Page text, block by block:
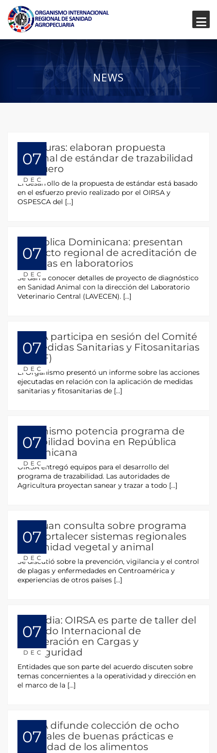
NEWS
07
DEC
Honduras: elaboran propuesta
regional de estándar de trazabilidad
pesquero
El desarrollo de la propuesta de estándar está basado
en el esfuerzo previo realizado por el OIRSA y
OSPESCA del […]
07
DEC
República Dominicana: presentan
proyecto regional de acreditación de
pruebas en laboratorios
Se dan a conocer detalles de proyecto de diagnóstico
en Sanidad Animal con la dirección del Laboratorio
Veterinario Central (LAVECEN). […]
07
DEC
OIRSA participa en sesión del Comité
de Medidas Sanitarias y Fitosanitarias
(CMSF)
El Organismo presentó un informe sobre las acciones
ejecutadas en relación con la aplicación de medidas
sanitarias y fitosanitarias de […]
07
DEC
Organismo potencia programa de
trazabilidad bovina en República
Dominicana
OIRSA entregó equipos para el desarrollo del
programa de trazabilidad. Las autoridades de
Agricultura proyectan sanear y trazar a todo […]
07
DEC
Efectúan consulta sobre programa
para fortalecer sistemas regionales
de sanidad vegetal y animal
Se discutió sobre la prevención, vigilancia y el control
de plagas y enfermedades en Centroamérica y
experiencias de otros países […]
07
DEC
Tailandia: OIRSA es parte de taller del
Acuerdo Internacional de
Cooperación en Cargas y
Bioseguridad
Entidades que son parte del acuerdo discuten sobre
temas concernientes a la operatividad y dirección en
el marco de la […]
07
OIRSA difunde colección de ocho
manuales de buenas prácticas e
inocuidad de los alimentos